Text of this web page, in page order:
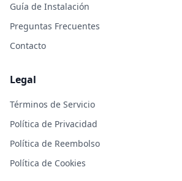
Guía de Instalación
Preguntas Frecuentes
Contacto
Legal
Términos de Servicio
Política de Privacidad
Política de Reembolso
Política de Cookies